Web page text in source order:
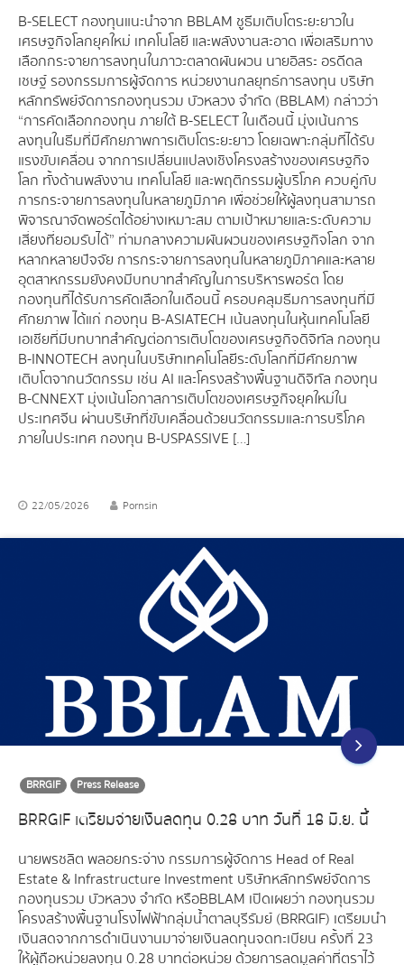
B-SELECT กองทุนแนะนำจาก BBLAM ชูธีมเติบโตระยะยาวใน
เศรษฐกิจโลกยุคใหม่ เทคโนโลยี และพลังงานสะอาด เพื่อเสริมทาง
เลือกกระจายการลงทุนในภาวะตลาดผันผวน นายอิสระ อรดีดล
เชษฐ์ รองกรรมการผู้จัดการ หน่วยงานกลยุทธ์การลงทุน บริษัท
หลักทรัพย์จัดการกองทุนรวม บัวหลวง จำกัด (BBLAM) กล่าวว่า
“การคัดเลือกกองทุน ภายใต้ B-SELECT ในเดือนนี้ มุ่งเน้นการ
ลงทุนในธีมที่มีศักยภาพการเติบโตระยะยาว โดยเฉพาะกลุ่มที่ได้รับ
แรงขับเคลื่อน จากการเปลี่ยนแปลงเชิงโครงสร้างของเศรษฐกิจ
โลก ทั้งด้านพลังงาน เทคโนโลยี และพฤติกรรมผู้บริโภค ควบคู่กับ
การกระจายการลงทุนในหลายภูมิภาค เพื่อช่วยให้ผู้ลงทุนสามารถ
พิจารณาจัดพอร์ตได้อย่างเหมาะสม ตามเป้าหมายและระดับความ
เสี่ยงที่ยอมรับได้” ท่ามกลางความผันผวนของเศรษฐกิจโลก จาก
หลากหลายปัจจัย การกระจายการลงทุนในหลายภูมิภาคและหลาย
อุตสาหกรรมยังคงมีบทบาทสำคัญในการบริหารพอร์ต โดย
กองทุนที่ได้รับการคัดเลือกในเดือนนี้ ครอบคลุมธีมการลงทุนที่มี
ศักยภาพ ได้แก่ กองทุน B-ASIATECH เน้นลงทุนในหุ้นเทคโนโลยี
เอเชียที่มีบทบาทสำคัญต่อการเติบโตของเศรษฐกิจดิจิทัล กองทุน
B-INNOTECH ลงทุนในบริษัทเทคโนโลยีระดับโลกที่มีศักยภาพ
เติบโตจากนวัตกรรม เช่น AI และโครงสร้างพื้นฐานดิจิทัล กองทุน
B-CNNEXT มุ่งเน้นโอกาสการเติบโตของเศรษฐกิจยุคใหม่ใน
ประเทศจีน ผ่านบริษัทที่ขับเคลื่อนด้วยนวัตกรรมและการบริโภค
ภายในประเทศ กองทุน B-USPASSIVE […]
22/05/2026 Pornsin
BRRGIF Press Release
BRRGIF เตรียมจ่ายเงินลดทุน 0.28 บาท วันที่ 18 มิ.ย. นี้
นายพรชลิต พลอยกระจ่าง กรรมการผู้จัดการ Head of Real
Estate & Infrastructure Investment บริษัทหลักทรัพย์จัดการ
กองทุนรวม บัวหลวง จำกัด หรือBBLAM เปิดเผยว่า กองทุนรวม
โครงสร้างพื้นฐานโรงไฟฟ้ากลุ่มน้ำตาลบุรีรัมย์ (BRRGIF) เตรียมนำ
เงินสดจากการดำเนินงานมาจ่ายเงินลดทุนจดทะเบียน ครั้งที่ 23
ให้ผู้ถือหน่วยลงทุน 0.28 บาทต่อหน่วย ด้วยการลดมูลค่าที่ตราไว้